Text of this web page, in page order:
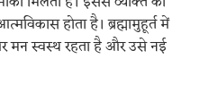
होता है। ब्रह्मामुहूर्त में
मन स्वस्थ रहता है और उसे नई